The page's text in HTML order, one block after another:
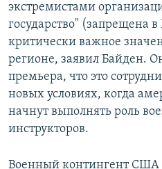
экстремистами
государство" (запрещена
критически важное
регионе, заявил Байден.
премьера, что это
новых условиях, когда
начнут выполнять роль
инструкторов.
Военный контингент США